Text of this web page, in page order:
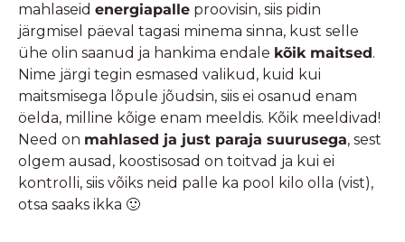
mahlaseid energiapalle proovisin, siis pidin
järgmisel päeval tagasi minema sinna, kust selle
ühe olin saanud ja hankima endale kõik maitsed.
Nime järgi tegin esmased valikud, kuid kui
maitsmisega lõpule jõudsin, siis ei osanud enam
öelda, milline kõige enam meeldis. Kõik meeldivad!
Need on mahlased ja just paraja suurusega, sest
olgem ausad, koostisosad on toitvad ja kui ei
kontrolli, siis võiks neid palle ka pool kilo olla (vist),
otsa saaks ikka 🙂